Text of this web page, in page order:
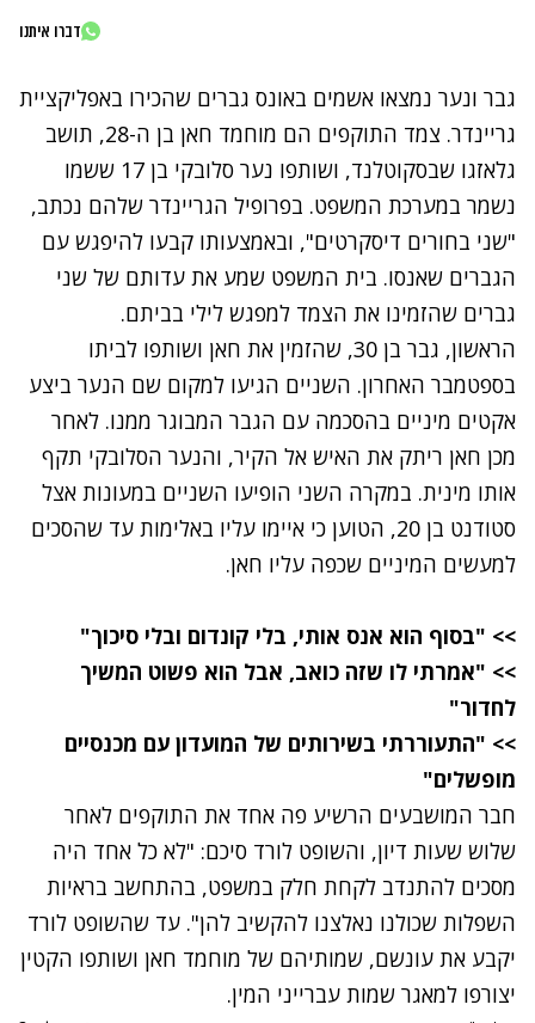
דברו איתנו
גבר ונער נמצאו אשמים באונס גברים שהכירו באפליקציית
גריינדר. צמד התוקפים הם מוחמד חאן בן ה-28, תושב
גלאזגו שבסקוטלנד, ושותפו נער סלובקי בן 17 ששמו
נשמר במערכת המשפט. בפרופיל הגריינדר שלהם נכתב,
"שני בחורים דיסקרטים", ובאמצעותו קבעו להיפגש עם
הגברים שאנסו. בית המשפט שמע את עדותם של שני
גברים שהזמינו את הצמד למפגש לילי בביתם.
הראשון, גבר בן 30, שהזמין את חאן ושותפו לביתו
בספטמבר האחרון. השניים הגיעו למקום שם הנער ביצע
אקטים מיניים בהסכמה עם הגבר המבוגר ממנו. לאחר
מכן חאן ריתק את האיש אל הקיר, והנער הסלובקי תקף
אותו מינית. במקרה השני הופיעו השניים במעונות אצל
סטודנט בן 20, הטוען כי איימו עליו באלימות עד שהסכים
למעשים המיניים שכפה עליו חאן.
>> "בסוף הוא אנס אותי, בלי קונדום ובלי סיכוך"
>> "אמרתי לו שזה כואב, אבל הוא פשוט המשיך
לחדור"
>> "התעוררתי בשירותים של המועדון עם מכנסיים
מופשלים"
חבר המושבעים הרשיע פה אחד את התוקפים לאחר
שלוש שעות דיון, והשופט לורד סיכם: "לא כל אחד היה
מסכים להתנדב לקחת חלק במשפט, בהתחשב בראיות
השפלות שכולנו נאלצנו להקשיב להן". עד שהשופט לורד
יקבע את עונשם, שמותיהם של מוחמד חאן ושותפו הקטין
יצורפו למאגר שמות עברייני המין.